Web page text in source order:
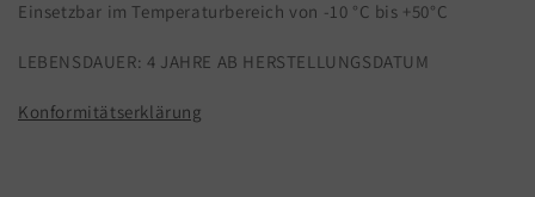
Einsetzbar im Temperaturbereich von -10 °C bis +50°C
LEBENSDAUER: 4 JAHRE AB HERSTELLUNGSDATUM
Konformitätserklärung